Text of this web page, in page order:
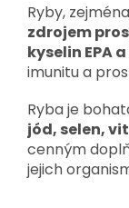
Ryby,
zdrojem
kyselin EPA a
imunitu a
Ryba je
jód, selen,
cenným
jejich